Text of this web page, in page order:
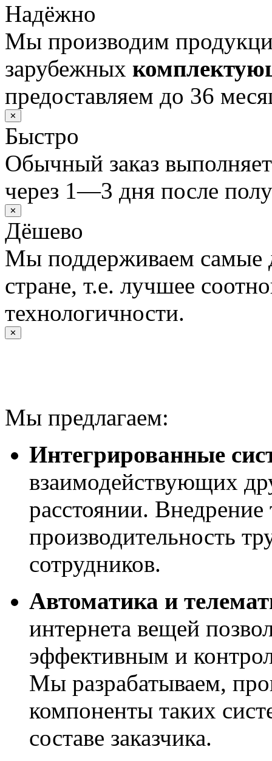
Надёжно
Мы производим
зарубежных
предоставляем до 36
✕
Быстро
Обычный заказ
через 1—3 дня после
✕
Дёшево
Мы поддерживаем самые
стране, т.е. лучшее
технологичности.
✕
Мы предлагаем:
Интегрированные
взаимодействующих
расстоянии.
производительность
сотрудников.
Автоматика и
интернета вещей
эффективным и
Мы разрабатываем,
компоненты таких
составе заказчика.